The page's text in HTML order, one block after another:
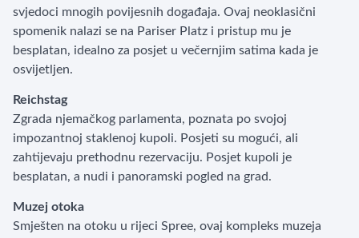
svjedoci mnogih povijesnih događaja. Ovaj neoklasični
spomenik nalazi se na Pariser Platz i pristup mu je
besplatan, idealno za posjet u večernjim satima kada je
osvijetljen.
Reichstag
Zgrada njemačkog parlamenta, poznata po svojoj
impozantnoj staklenoj kupoli. Posjeti su mogući, ali
zahtijevaju prethodnu rezervaciju. Posjet kupoli je
besplatan, a nudi i panoramski pogled na grad.
Muzej otoka
Smješten na otoku u rijeci Spree, ovaj kompleks muzeja